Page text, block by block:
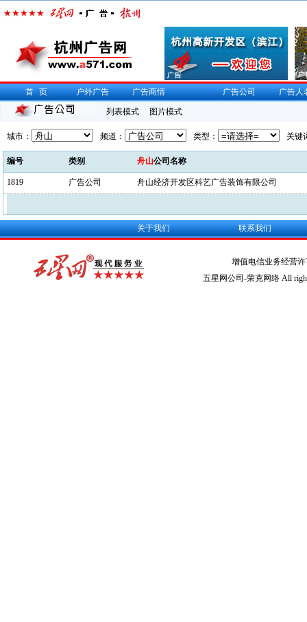
首页 户外广告 广告商情 广告公司 广告人
列表模式 图片模式
城市： 频道： 类型： 关键
编号 类别 舟山公司名称
1819 广告公司 舟山经济开发区科艺广告装饰有限公司
关于我们 联系我们
增值电信业务经营
五星网公司-荣克网络 All